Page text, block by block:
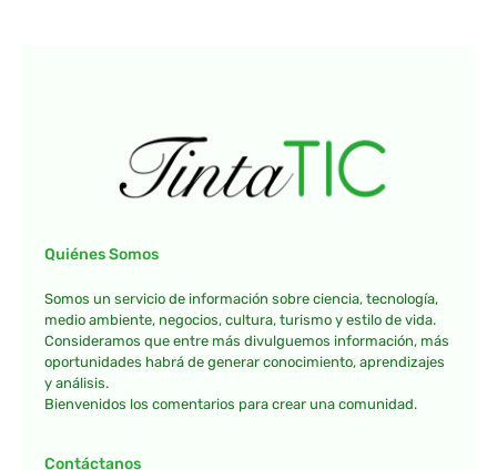
Quiénes Somos
Somos un servicio de información sobre ciencia, tecnología,
medio ambiente, negocios, cultura, turismo y estilo de vida.
Consideramos que entre más divulguemos información, más
oportunidades habrá de generar conocimiento, aprendizajes
y análisis.
Bienvenidos los comentarios para crear una comunidad.
Contáctanos